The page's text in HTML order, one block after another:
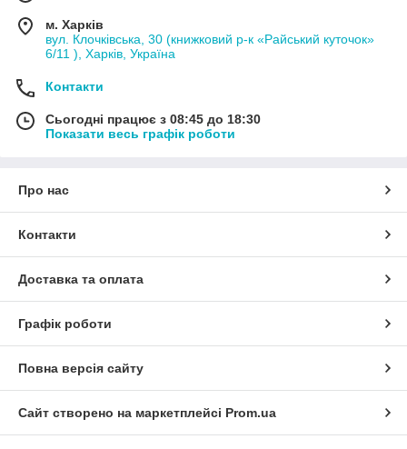
м. Харків
вул. Клочківська, 30 (книжковий р-к «Райський куточок»
6/11 ), Харків, Україна
Контакти
Сьогодні працює з 08:45 до 18:30
Показати весь графік роботи
Про нас
Контакти
Доставка та оплата
Графік роботи
Повна версія сайту
Сайт створено на маркетплейсі Prom.ua